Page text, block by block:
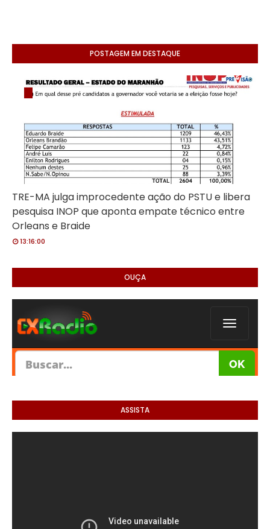
POSTAGEM EM DESTAQUE
TRE-MA julga improcedente ação do PSTU e libera
pesquisa INOP que aponta empate técnico entre
Orleans e Braide
13:16:00
OUÇA
ASSISTA